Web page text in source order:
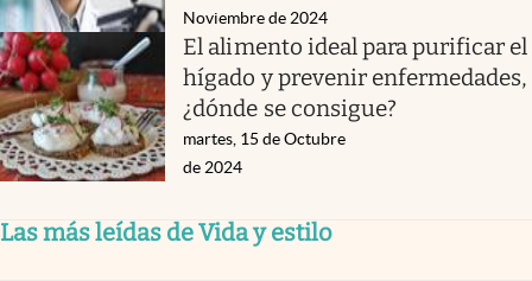
Noviembre de 2024
El alimento ideal para purificar el
hígado y prevenir enfermedades,
¿dónde se consigue?
martes, 15 de Octubre
de 2024
Las más leídas de Vida y estilo